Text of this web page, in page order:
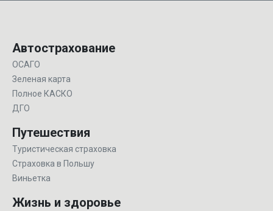
Автострахование
ОСАГО
Зеленая карта
Полное КАСКО
ДГО
Путешествия
Туристическая страховка
Страховка в Польшу
Виньетка
Жизнь и здоровье